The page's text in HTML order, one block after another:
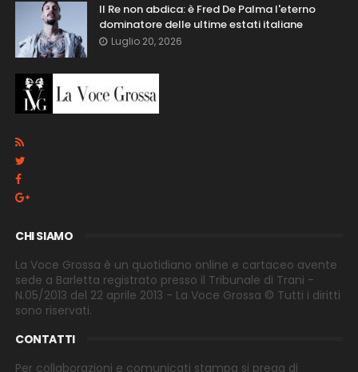
Il Re non abdica: è Fred De Palma l'eterno
dominatore delle ultime estati italiane
Luglio 20, 2026
CHI SIAMO
La Voce Grossa è un quotidiano online e cartaceo avente
sede a Barletta registrato presso il Tribunale di Trani -
N.05/2013 del 22 aprile 2013 - La Voce Grossa © Tutti i diritti
sono riservati.
CONTATTI
Per collaborazioni e comunicati stampa si prega di